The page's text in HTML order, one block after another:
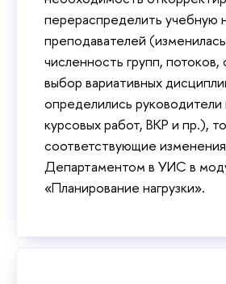
перераспределить учебную
преподавателей
численность групп, потоков,
выбор вариативных
определились
курсовых работ, ВКР и пр.), то
соответствующие
Департаментом в УИС в
«Планирование нагрузки».